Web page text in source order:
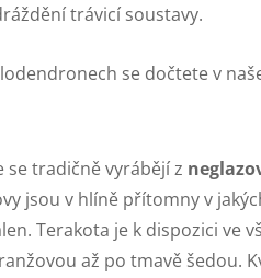
trávicí soustavy.
se dočtete v
se tradičně vyrábějí z
jsou v hlíně přítomny v
Terakota je k dispozici ve
až po tmavě šedou.